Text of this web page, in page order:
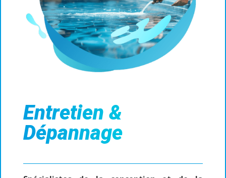
Entretien &
Dépannage